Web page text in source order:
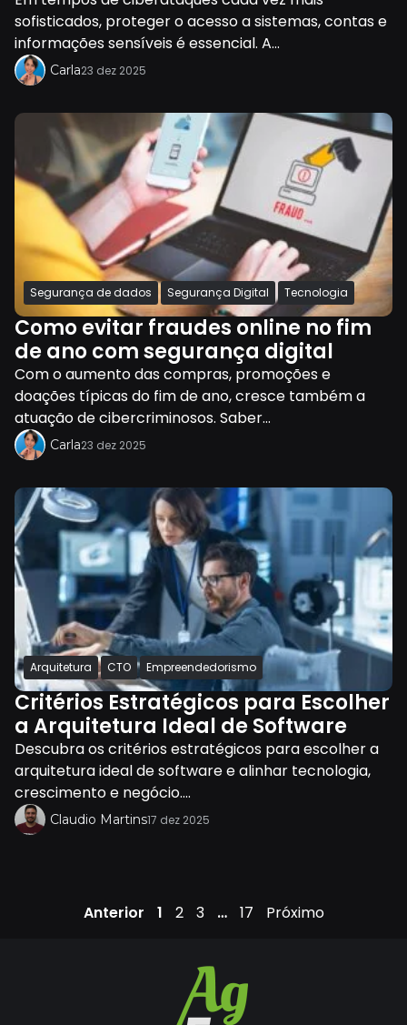
sofisticados, proteger o acesso a sistemas, contas e
informações sensíveis é essencial. A...
Carla23 dez 2025
Segurança de dados Segurança Digital Tecnologia
Como evitar fraudes online no fim
de ano com segurança digital
Com o aumento das compras, promoções e
doações típicas do fim de ano, cresce também a
atuação de cibercriminosos. Saber...
Carla23 dez 2025
Arquitetura CTO Empreendedorismo
Critérios Estratégicos para Escolher
a Arquitetura Ideal de Software
Descubra os critérios estratégicos para escolher a
arquitetura ideal de software e alinhar tecnologia,
crescimento e negócio....
Claudio Martins17 dez 2025
Anterior 1 2 3 … 17 Próximo